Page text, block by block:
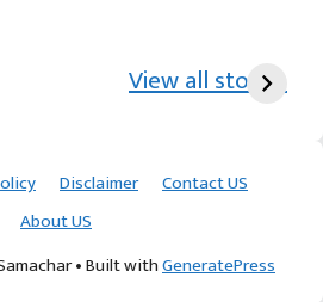
View all stories
આચાર્ય દેવવ્રતજી
Disclaimer
Contact US
About US
• Built withGeneratePress